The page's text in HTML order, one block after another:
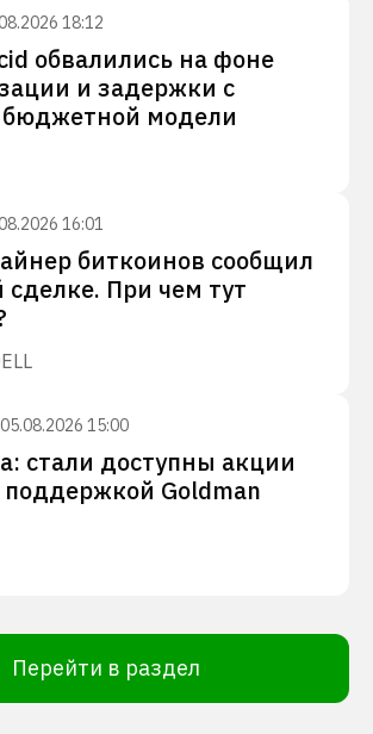
18:12
обвалились на фоне
и задержки с
бюджетной модели
16:01
биткоинов сообщил
сделке. При чем тут
05.08.2026 15:00
стали доступны акции
поддержкой Goldman
Перейти в раздел